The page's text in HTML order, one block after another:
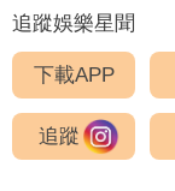
追蹤娛樂星聞
下載APP
追蹤